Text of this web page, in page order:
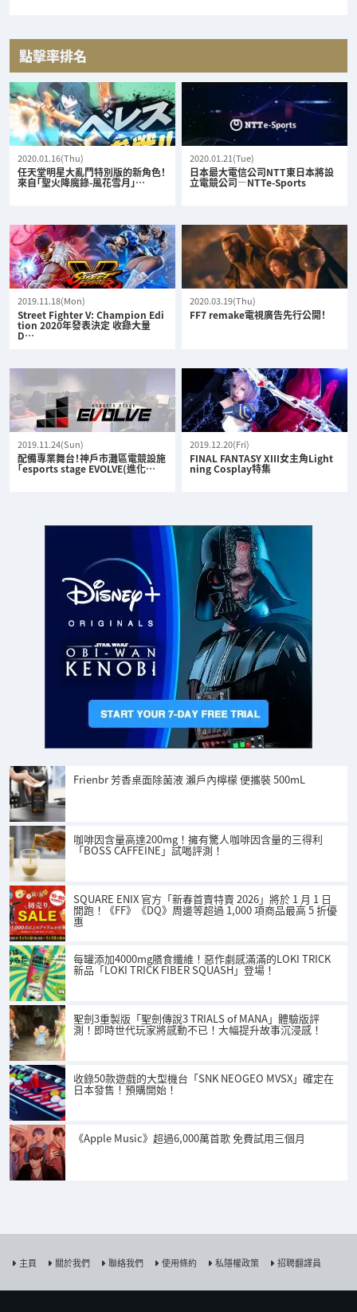
點擊率排名
2020.01.16(Thu)
任天堂明星大亂鬥特別版的新角色！
來自「聖火降魔錄-風花雪月」…
2020.01.21(Tue)
日本最大電信公司NTT東日本將設
立電競公司—NTTe-Sports
2019.11.18(Mon)
Street Fighter V: Champion Edi
tion 2020年發表決定 收錄大量
D…
2020.03.19(Thu)
FF7 remake電視廣告先行公開！
2019.11.24(Sun)
配備專業舞台！神戶市灘區電競設施
「esports stage EVOLVE(進化…
2019.12.20(Fri)
FINAL FANTASY XIII女主角Light
ning Cosplay特集
Frienbr 芳香桌面除菌液 瀨戶內檸檬 便攜裝 500mL
咖啡因含量高達200mg！擁有驚人咖啡因含量的三得利
「BOSS CAFFEINE」試喝評測！
SQUARE ENIX 官方「新春首賣特賣 2026」將於 1 月 1 日
開跑！《FF》《DQ》周邊等超過 1,000 項商品最高 5 折優
惠
每罐添加4000mg膳食纖維！惡作劇感滿滿的LOKI TRICK
新品「LOKI TRICK FIBER SQUASH」登場！
聖劍3重製版「聖劍傳說3 TRIALS of MANA」體驗版評
測！即時世代玩家將感動不已！大幅提升故事沉浸感！
收錄50款遊戲的大型機台「SNK NEOGEO MVSX」確定在
日本發售！預購開始！
《Apple Music》超過6,000萬首歌 免費試用三個月
主頁 關於我們 聯絡我們 使用條約 私隱權政策 招聘翻譯員